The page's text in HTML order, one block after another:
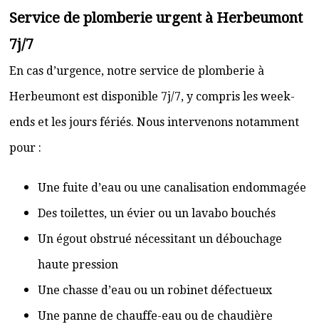
Service de plomberie urgent à Herbeumont
7j/7
En cas d’urgence, notre service de plomberie à
Herbeumont est disponible 7j/7, y compris les week-
ends et les jours fériés. Nous intervenons notamment
pour :
Une fuite d’eau ou une canalisation endommagée
Des toilettes, un évier ou un lavabo bouchés
Un égout obstrué nécessitant un débouchage
haute pression
Une chasse d’eau ou un robinet défectueux
Une panne de chauffe-eau ou de chaudière